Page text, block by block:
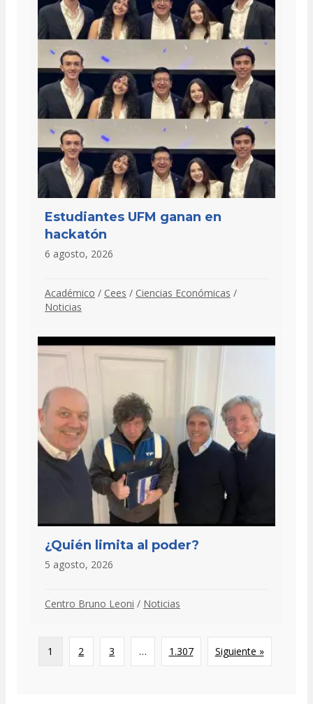
Estudiantes UFM ganan en
hackatón
6 agosto, 2026
Académico / Cees / Ciencias Económicas /
Noticias
¿Quién limita al poder?
5 agosto, 2026
Centro Bruno Leoni / Noticias
1 2 3 … 1.307 Siguiente »